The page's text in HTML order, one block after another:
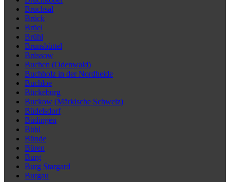
Bruchsal
Brück
Brüel
Brühl
Brunsbüttel
Brüssow
Buchen (Odenwald)
Buchholz in der Nordheide
Buchloe
Bückeburg
Buckow (Märkische Schweiz)
Büdelsdorf
Büdingen
Bühl
Bünde
Büren
Burg
Burg Stargard
Burgau